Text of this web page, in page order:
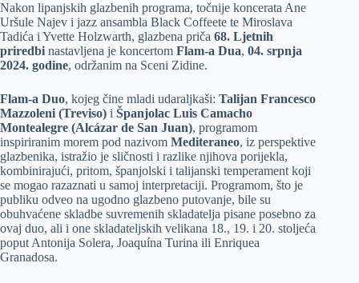
Nakon lipanjskih glazbenih programa, točnije koncerata Ane
Uršule Najev i jazz ansambla Black Coffeete te Miroslava
Tadića i Yvette Holzwarth, glazbena priča 68. Ljetnih
priredbi nastavljena je koncertom Flam-a Dua, 04. srpnja
2024. godine, održanim na Sceni Zidine.
Flam-a Duo, kojeg čine mladi udaraljkaši: Talijan Francesco
Mazzoleni (Treviso) i Španjolac Luis Camacho
Montealegre (Alcázar de San Juan), programom
inspiriranim morem pod nazivom Mediteraneo, iz perspektive
glazbenika, istražio je sličnosti i razlike njihova porijekla,
kombinirajući, pritom, španjolski i talijanski temperament koji
se mogao razaznati u samoj interpretaciji. Programom, što je
publiku odveo na ugodno glazbeno putovanje, bile su
obuhvaćene skladbe suvremenih skladatelja pisane posebno za
ovaj duo, ali i one skladateljskih velikana 18., 19. i 20. stoljeća
poput Antonija Solera, Joaquína Turina ili Enriquea
Granadosa.